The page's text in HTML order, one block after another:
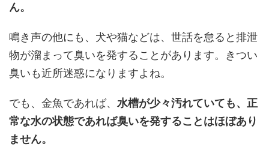
ん。
鳴き声の他にも、犬や猫などは、世話を怠ると排泄
物が溜まって臭いを発することがあります。きつい
臭いも近所迷惑になりますよね。
でも、金魚であれば、 水槽が少々汚れていても、正
常な水の状態であれば臭いを発することはほぼあり
ません。